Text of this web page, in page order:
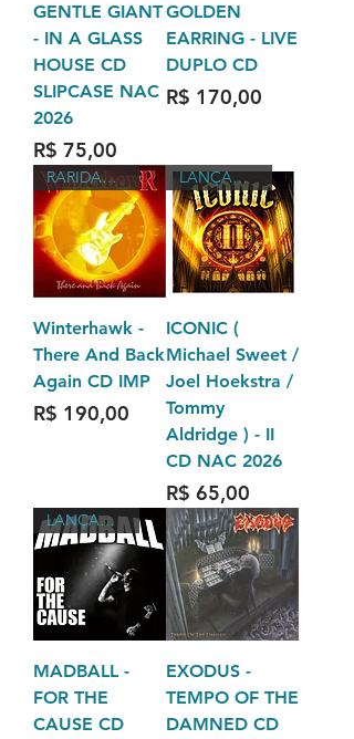
GENTLE GIANT
- IN A GLASS
HOUSE CD
SLIPCASE NAC
2026
Preço
R$ 75,00
GOLDEN
EARRING - LIVE
DUPLO CD
Preço
R$ 170,00
RARIDADES
Winterhawk -
There And Back
Again CD IMP
Preço
R$ 190,00
LANÇAMENTO 2026
ICONIC (
Michael Sweet /
Joel Hoekstra /
Tommy
Aldridge ) - II
CD NAC 2026
Preço
R$ 65,00
LANÇAMENTO 2026
MADBALL -
FOR THE
CAUSE CD
EXODUS -
TEMPO OF THE
DAMNED CD